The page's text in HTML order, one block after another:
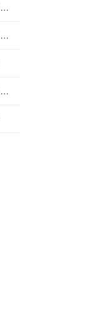
箱包跌落试验机的使用注意事项有哪些
通过以下三点去了解医用防护服检测仪器
织物硬挺度仪测试织物硬挺度的方法